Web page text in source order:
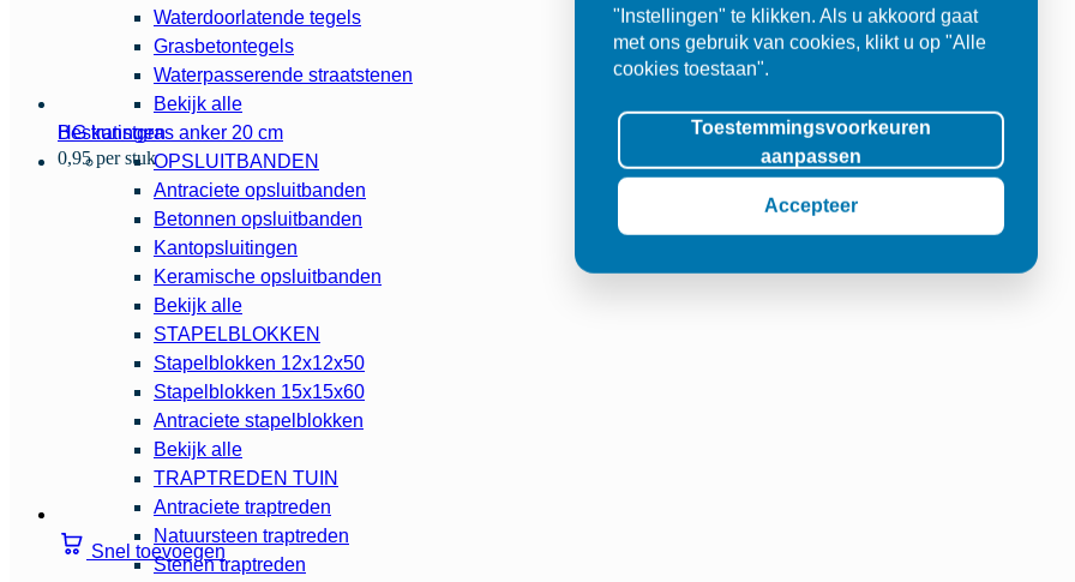
HG kunstgras anker 20 cm
0,95 per stuk
Waterdoorlatende tegels
Grasbetontegels
Waterpasserende straatstenen
Bekijk alle
Bestratingen
OPSLUITBANDEN
Antraciete opsluitbanden
Betonnen opsluitbanden
Kantopsluitingen
Keramische opsluitbanden
Bekijk alle
STAPELBLOKKEN
Stapelblokken 12x12x50
Stapelblokken 15x15x60
Antraciete stapelblokken
Bekijk alle
TRAPTREDEN TUIN
Antraciete traptreden
Natuursteen traptreden
Stenen traptreden
Snel toevoegen
"Instellingen" te klikken. Als u akkoord gaat
met ons gebruik van cookies, klikt u op "Alle
cookies toestaan".
Toestemmingsvoorkeuren
aanpassen
Accepteer